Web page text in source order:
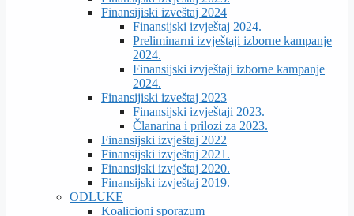
Finansijiski izveštaj 2024
Finansijski izvještaj 2024.
Preliminarni izvještaji izborne kampanje
2024.
Finansijski izvještaji izborne kampanje
2024.
Finansijiski izveštaj 2023
Finansijski izvještaji 2023.
Članarina i prilozi za 2023.
Finansijski izvještaj 2022
Finansijski izvještaj 2021.
Finansijski izvještaj 2020.
Finansijski izvještaj 2019.
ODLUKE
Koalicioni sporazum